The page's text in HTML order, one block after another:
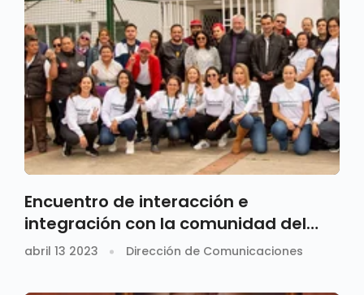
Encuentro de interacción e
integración con la comunidad del
Centro de Proyección Social de Suba
abril 13 2023 Dirección de Comunicaciones